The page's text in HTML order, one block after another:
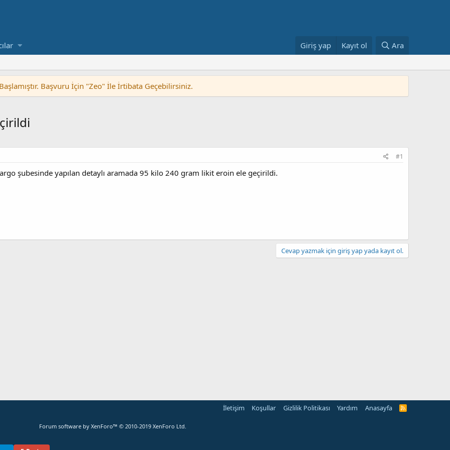
Giriş yap Kayıt ol Ara
Başvuru İçin "Zeo" İle İrtibata Geçebilirsiniz.
#1
şubesinde yapılan detaylı aramada 95 kilo 240 gram likit eroin ele geçirildi.
Cevap yazmak için giriş yap yada kayıt ol.
İletişim Koşullar Gizlilik Politikası Yardım Anasayfa
R
Forum software by XenForo™ © 2010-2019 XenForo Ltd.